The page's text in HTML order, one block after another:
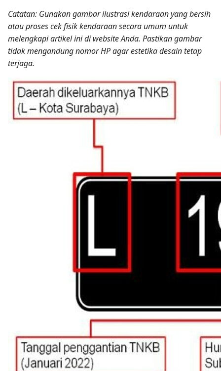
Catatan: Gunakan gambar ilustrasi kendaraan yang bersih
atau proses cek fisik kendaraan secara umum untuk
melengkapi artikel ini di website Anda. Pastikan gambar
tidak mengandung nomor HP agar estetika desain tetap
terjaga.